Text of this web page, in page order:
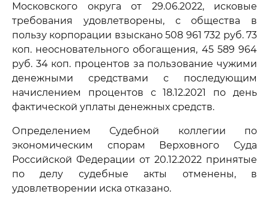
Московского округа от 29.06.2022, исковые
требования удовлетворены, с общества в
пользу корпорации взыскано 508 961 732 руб. 73
коп. неосновательного обогащения, 45 589 964
руб. 34 коп. процентов за пользование чужими
денежными средствами с последующим
начислением процентов с 18.12.2021 по день
фактической уплаты денежных средств.
Определением Судебной коллегии по
экономическим спорам Верховного Суда
Российской Федерации от 20.12.2022 принятые
по делу судебные акты отменены, в
удовлетворении иска отказано.